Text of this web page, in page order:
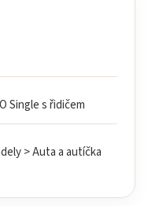
Single s řidičem
> Auta a autíčka